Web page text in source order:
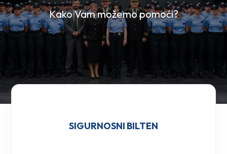
Kako Vam možemo pomoći?
SIGURNOSNI BILTEN